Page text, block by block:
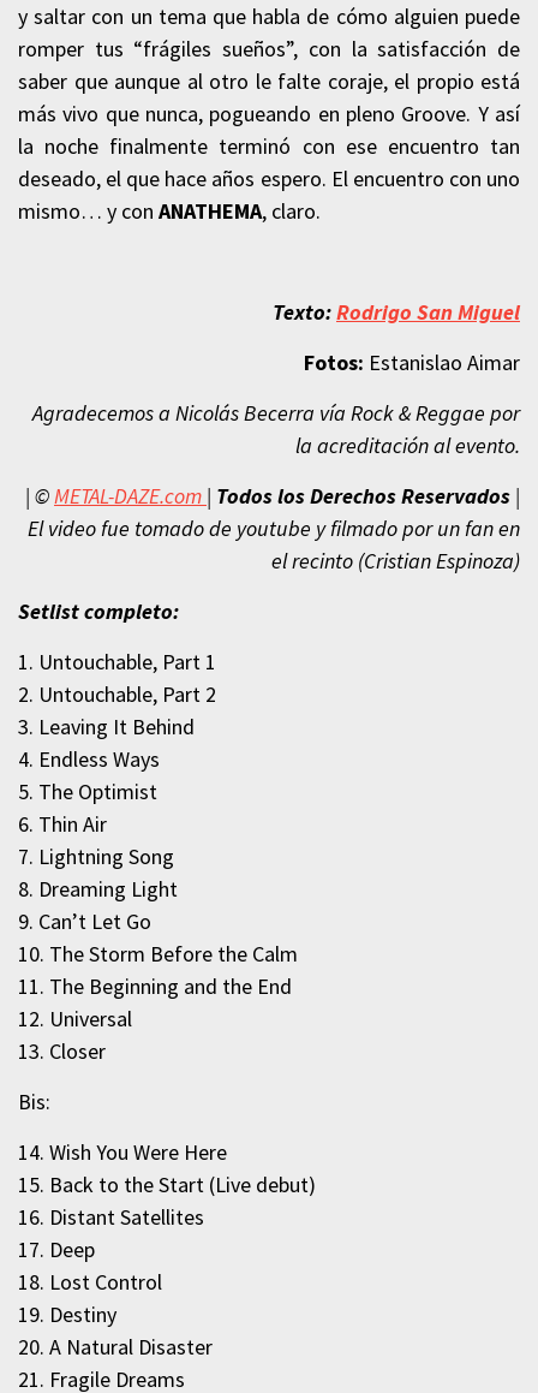
y saltar con un tema que habla de cómo alguien puede
romper tus “frágiles sueños”, con la satisfacción de
saber que aunque al otro le falte coraje, el propio está
más vivo que nunca, pogueando en pleno Groove. Y así
la noche finalmente terminó con ese encuentro tan
deseado, el que hace años espero. El encuentro con uno
mismo… y con ANATHEMA, claro.
Texto:Rodrigo San Miguel
Fotos: Estanislao Aimar
Agradecemos a Nicolás Becerra vía Rock & Reggae por
la acreditación al evento.
| ©METAL-DAZE.com | Todos los Derechos Reservados |
El video fue tomado de youtube y filmado por un fan en
el recinto (Cristian Espinoza)
Setlist completo:
1. Untouchable, Part 1
2. Untouchable, Part 2
3. Leaving It Behind
4. Endless Ways
5. The Optimist
6. Thin Air
7. Lightning Song
8. Dreaming Light
9. Can’t Let Go
10. The Storm Before the Calm
11. The Beginning and the End
12. Universal
13. Closer
Bis:
14. Wish You Were Here
15. Back to the Start (Live debut)
16. Distant Satellites
17. Deep
18. Lost Control
19. Destiny
20. A Natural Disaster
21. Fragile Dreams